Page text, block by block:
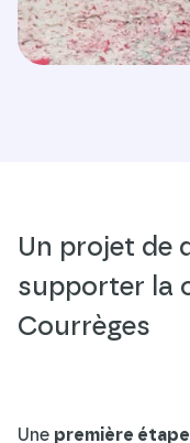
Un projet de
supporter la
Courrèges
Une première étape